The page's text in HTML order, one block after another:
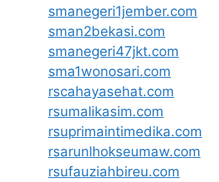
smanegeri1jember.com
sman2bekasi.com
smanegeri47jkt.com
sma1wonosari.com
rscahayasehat.com
rsumalikasim.com
rsuprimaintimedika.com
rsarunlhokseumaw.com
rsufauziahbireu.com